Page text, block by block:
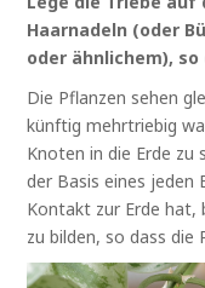
Haarnadeln (oder
oder ähnlichem),
Die Pflanzen sehen
künftig mehrtriebig
Knoten in die Erde zu
der Basis eines
Kontakt zur Erde hat,
zu bilden, so dass